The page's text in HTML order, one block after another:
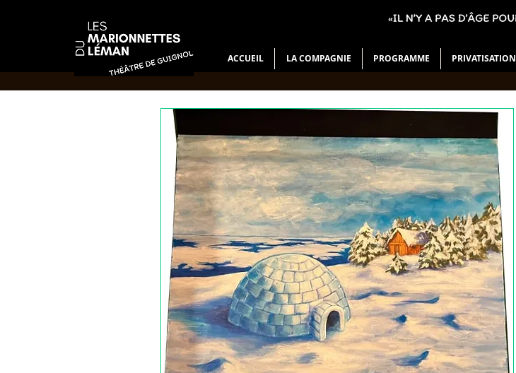
ACCUEIL LA COMPAGNIE PROGRAMME PRIVATISATION